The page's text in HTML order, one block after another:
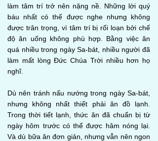
làm tâm trí trở nên nặng nề. Những lời quý
báu nhất có thể được nghe nhưng không
được trân trọng, vì tâm trí bị rối loạn bởi chế
độ ăn uống không phù hợp. Bằng việc ăn
quá nhiều trong ngày Sa-bát, nhiều người đã
làm mất lòng Đức Chúa Trời nhiều hơn họ
nghĩ.
Dù nên tránh nấu nướng trong ngày Sa-bát,
nhưng không nhất thiết phải ăn đồ lạnh.
Trong thời tiết lạnh, thức ăn đã chuẩn bị từ
ngày hôm trước có thể được hâm nóng lại.
Và dù bữa ăn đơn giản, nhưng vẫn nên ngon